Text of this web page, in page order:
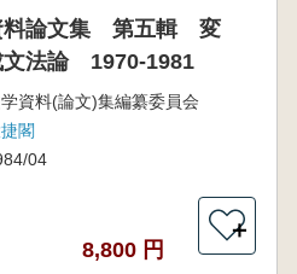
料論文集 第五輯 変
文法論 1970-1981
資料(論文)集編纂委員会
閣
04
8,800 円
＋